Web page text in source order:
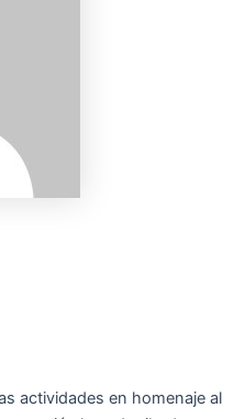
actividades en homenaje al